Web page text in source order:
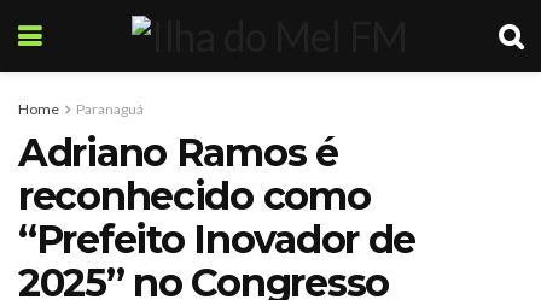
Home Paranaguá
Adriano Ramos é
reconhecido como
“Prefeito Inovador de
2025” no Congresso